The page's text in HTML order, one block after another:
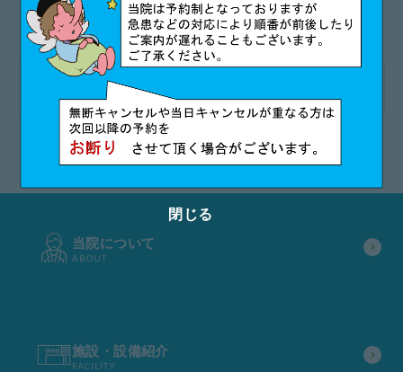
当院について
ABOUT
施設・設備紹介
FACILITY
閉じる